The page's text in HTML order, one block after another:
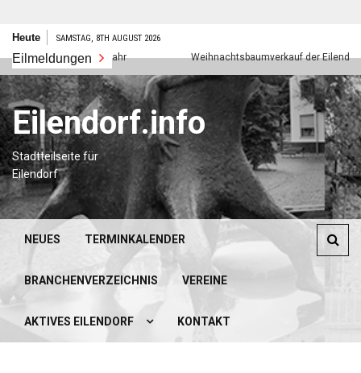
Zum
springen
Heute SAMSTAG, 8TH AUGUST 2026
Eilmeldungen
Frohes neues Jahr Weihnachtsbaumverkauf der Eilendorfer
Eilendorf.info
Stadtteilseite für
Eilendorf
NEUES TERMINKALENDER
BRANCHENVERZEICHNIS VEREINE
AKTIVES EILENDORF KONTAKT